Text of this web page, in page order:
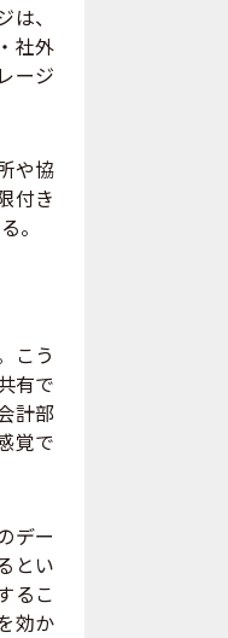
、
社外
ージ
や協
付き
。
こう
有で
計部
覚で
デー
とい
るこ
効か